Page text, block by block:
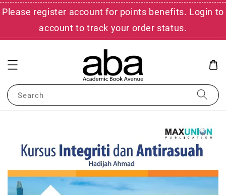
Please register account for points benefits. Login to
account to track your order status.
Search